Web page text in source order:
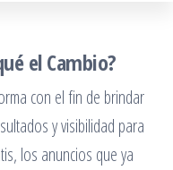
el Cambio?
con el fin de brindar
y visibilidad para
los anuncios que ya